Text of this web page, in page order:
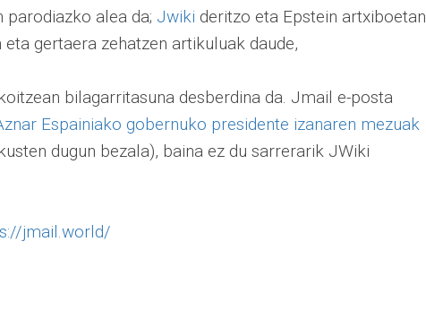
parodiazko alea da; Jwiki deritzo eta Epstein artxiboetan
gertaera zehatzen artikuluak daude,
bilagarritasuna desberdina da. Jmail e-posta
Espainiako gobernuko presidente izanaren mezuak
dugun bezala), baina ez du sarrerarik JWiki
jmail.world/